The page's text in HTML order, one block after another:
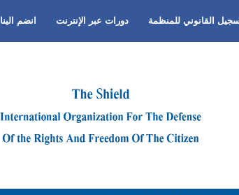
القانوني للمنظمة دورات عبر الإنترنت انضم الينا